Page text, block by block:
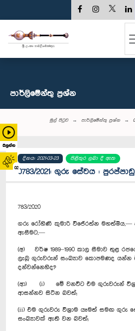
බලන්න
02
පාර්ලි‌මේන්තු‌ ප්‍රශ්න
මුල් පිටුව පාර්ලි‌මේන්තු‌ ප්‍රශ්න
දිනය: 2021-03-23 පිළිතුර ලබා දී ඇත
0783/2021: ගුරු සේවය :
783/2020
ගරු රෝහිණි කුමාරි විජේරත්න මහත්මිය,—
ඇසීමට,—
(අ) වර්ෂ 1989–1990 කාල සීමාව තුළ
ලැබූ ගුරුවරුන් සංඛ්‍යාව කොපමණද යන්න
දන්වන්නෙහිද?
(ආ) (i) මේ වනවිට එම ගුරුවරුන්
ආසන්නව සිටින බවත්;‍
(ii) එම ගුරුවරු විශ්‍රාම යෑමත් සමඟ ගුරු
සංඛ්‍යාවක් ඇති වන බවත්;‍